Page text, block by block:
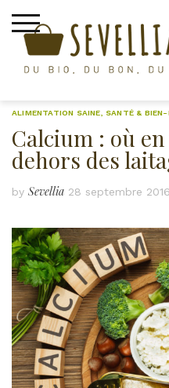
content
ALIMENTATION SAINE SANTÉ & BIEN-
Calcium : où
dehors des
by Sevellia 28 septembre 2016